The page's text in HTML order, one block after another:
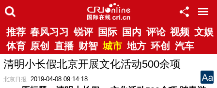
推荐 春风习习 锐评 国际 国内 评论 视频 文娱
体育 原创 直播 财智 城市 地方 环创 汽车
清明小长假北京开展文化活动500余项
北京日报 2019-04-08 09:14:18